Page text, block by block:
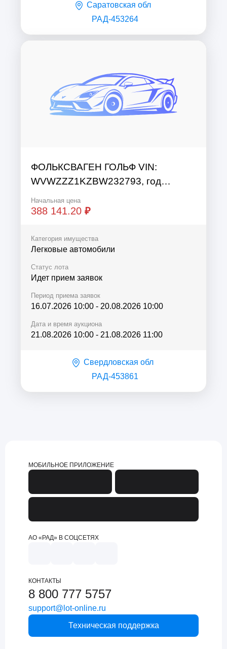
Саратовская обл
РАД-453264
ФОЛЬКСВАГЕН ГОЛЬФ VIN:
WVWZZZ1KZBW232793, год
выпуска 2011 год
Начальная цена
388 141.20 ₽
Категория имущества
Легковые автомобили
Статус лота
Идет прием заявок
Период приема заявок
16.07.2026 10:00 - 20.08.2026 10:00
Дата и время аукциона
21.08.2026 10:00 - 21.08.2026 11:00
Свердловская обл
РАД-453861
МОБИЛЬНОЕ ПРИЛОЖЕНИЕ
АО «РАД» В СОЦСЕТЯХ
КОНТАКТЫ
8 800 777 5757
support@lot-online.ru
Техническая поддержка